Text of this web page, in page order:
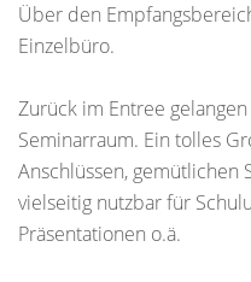
Über den
Einzelbüro.
Zurück im Entree
Seminarraum. Ein tolles
Anschlüssen, gemütlichen
vielseitig nutzbar für
Präsentationen o.ä.